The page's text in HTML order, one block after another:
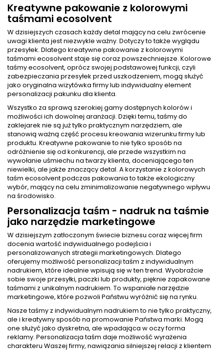
Kreatywne pakowanie z kolorowymi
taśmami ecosolvent
W dzisiejszych czasach każdy detal mający na celu zwrócenie
uwagi klienta jest niezwykle ważny. Dotyczy to także wyglądu
przesyłek. Dlatego kreatywne pakowanie z kolorowymi
taśmami ecosolvent staje się coraz powszechniejsze. Kolorowe
taśmy ecosolvent, oprócz swojej podstawowej funkcji, czyli
zabezpieczania przesyłek przed uszkodzeniem, mogą służyć
jako oryginalna wizytówka firmy lub indywidualny element
personalizacji pakunku dla klienta.
Wszystko za sprawą szerokiej gamy dostępnych kolorów i
możliwości ich dowolnej aranżacji. Dzięki temu, taśmy do
zaklejarek nie są już tylko praktycznym narzędziem, ale
stanowią ważną część procesu kreowania wizerunku firmy lub
produktu. Kreatywne pakowanie to nie tylko sposób na
odróżnienie się od konkurencji, ale przede wszystkim na
wywołanie uśmiechu na twarzy klienta, doceniającego ten
niewielki, ale jakże znaczący detal. A korzystanie z kolorowych
taśm ecosolvent podczas pakowania to także ekologiczny
wybór, mający na celu zminimalizowanie negatywnego wpływu
na środowisko.
Personalizacja taśm - nadruk na taśmie
jako narzędzie marketingowe
W dzisiejszym zatłoczonym świecie biznesu coraz więcej firm
docenia wartość indywidualnego podejścia i
personalizowanych strategii marketingowych. Dlatego
oferujemy możliwość personalizacji taśm z indywidualnym
nadrukiem, które idealnie wpisują się w ten trend. Wyobraźcie
sobie swoje przesyłki, paczki lub produkty, pięknie zapakowane
taśmami z unikalnym nadrukiem. To wspaniałe narzędzie
marketingowe, które pozwoli Państwu wyróżnić się na rynku.
Nasze taśmy z indywidualnym nadrukiem to nie tylko praktyczny,
ale i kreatywny sposób na promowanie Państwa marki. Mogą
one służyć jako dyskretna, ale wpadająca w oczy forma
reklamy. Personalizacja taśm daje możliwość wyrażenia
charakteru Waszej firmy, nawiązania silniejszej relacji z klientem